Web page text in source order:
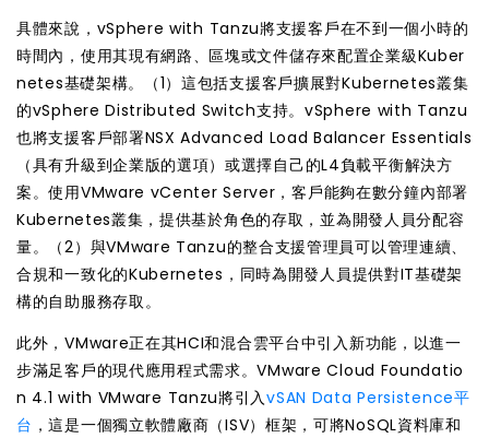
具體來說，vSphere with Tanzu將支援客戶在不到一個小時的
時間內，使用其現有網路、區塊或文件儲存來配置企業級Kuber
netes基礎架構。（1）這包括支援客戶擴展對Kubernetes叢集
的vSphere Distributed Switch支持。vSphere with Tanzu
也將支援客戶部署NSX Advanced Load Balancer Essentials
（具有升級到企業版的選項）或選擇自己的L4負載平衡解決方
案。使用VMware vCenter Server，客戶能夠在數分鐘內部署
Kubernetes叢集，提供基於角色的存取，並為開發人員分配容
量。（2）與VMware Tanzu的整合支援管理員可以管理連續、
合規和一致化的Kubernetes，同時為開發人員提供對IT基礎架
構的自助服務存取。
此外，VMware正在其HCI和混合雲平台中引入新功能，以進一
步滿足客戶的現代應用程式需求。VMware Cloud Foundatio
n 4.1 with VMware Tanzu將引入vSAN Data Persistence平
台 ，這是一個獨立軟體廠商（ISV）框架，可將NoSQL資料庫和